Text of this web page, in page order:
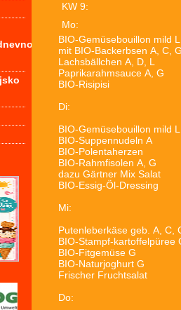
KW 9:
Mo:
BIO-Gemüsebouillon mild L
mit BIO-Backerbsen A, C,
Lachsbällchen A, D, L
Paprikarahmsauce A, G
BIO-Risipisi
Di:
BIO-Gemüsebouillon mild L
BIO-Suppennudeln A
BIO-Polentaherzen
BIO-Rahmfisolen A, G
dazu Gärtner Mix Salat
BIO-Essig-Öl-Dressing
Mi:
Putenleberkäse geb. A, C,
BIO-Stampf-kartoffelpüree
BIO-Fitgemüse G
BIO-Naturjoghurt G
Frischer Fruchtsalat
Do: